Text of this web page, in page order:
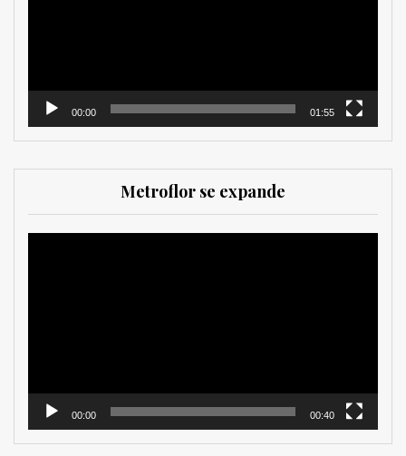
00:00 01:55
Metroflor se expande
00:00 00:40